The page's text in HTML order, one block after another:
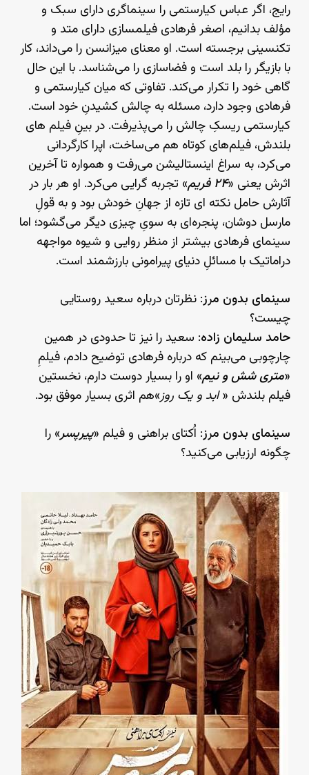
رایج، اگر عباس کیارستمی را سینماگری دارای سبک و
مؤلف بدانیم، اصغر فرهادی فیلمسازی دارای متد و
تکنسینی برجسته است. او معنای میزانسن را می‌داند، کار
با بازیگر را بلد است و فضاسازی را می‌شناسد. با این حال
گاهی خود را تکرار می‌کند. تفاوتی که میان کیارستمی و
فرهادی وجود دارد، مسئله به چالش کشیدنِ خود است.
کیارستمی ریسکِ چالش را می‌پذیرفت. در بینِ فیلم های
بلندش، فیلم‌های کوتاه هم می‌ساخت، اپرا کارگردانی
می‌کرد، به سراغ اینستالیشن می‌رفت و همواره تا آخرین
اثرش یعنی «۲۴ فریم
» تجربه گرایی می‌کرد. او هر بار در
آثارش حامل نکته ای تازه از جهانِ خودش بود و به قولِ
مارسل دوشان، پنجره‌ای به سویِ چیزی دیگر می‌گشود؛ اما
سینمای فرهادی بیشتر از منظر روایی و شیوه مواجهه
دراماتیک با مسائلِ دنیای پیرامونی بارزشمند است.
سینمای بدون مرز: نظرتان درباره سعید روستایی
چیست؟
حامد سلیمان زاده: سعید را نیز تا حدودی در همین
چارچوبی می‌بینم که درباره فرهادی توضیح دادم، فیلمِ
«متری شش و نیم» او را بسیار دوست دارم، نخستین
فیلم بلندش «ابد و یک روز»هم اثری بسیار موفق بود.
سینمای بدون مرز: اُکتای براهنی و فیلم «پیرپسر» را
چگونه ارزیابی می‌کنید؟